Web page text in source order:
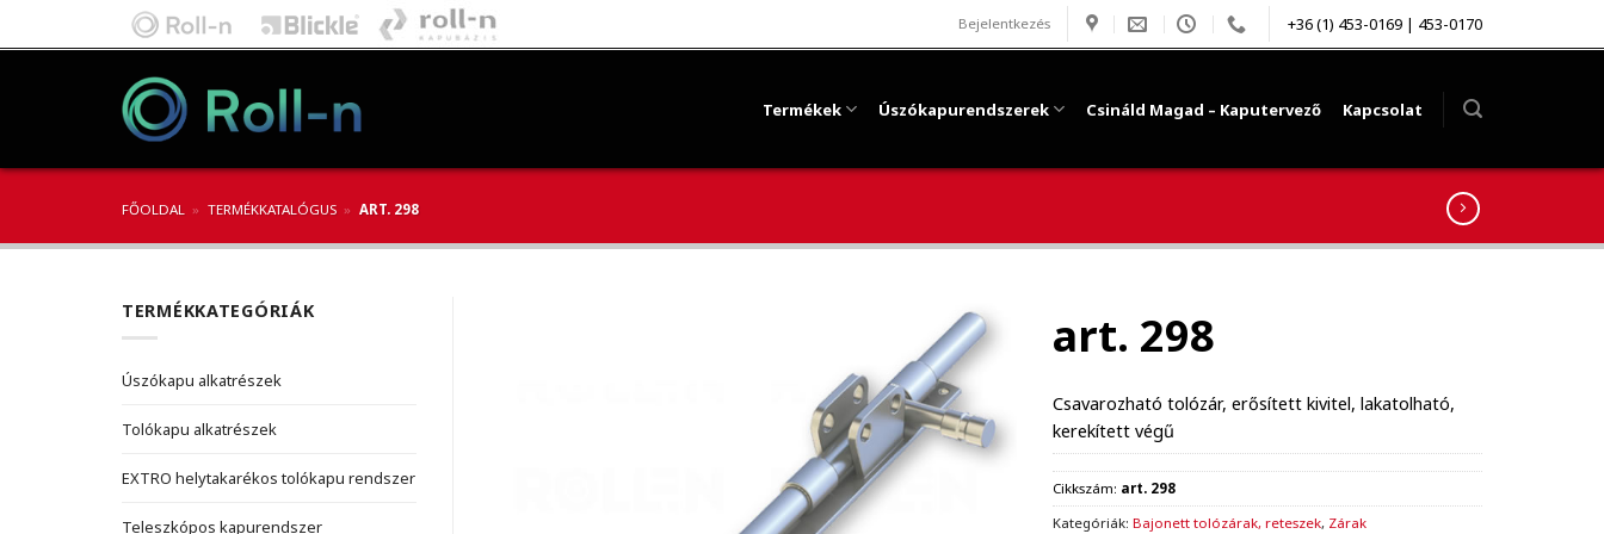
Bejelentkezés +36 (1) 453-0169 | 453-0170
Termékek Úszókapurendszerek Csináld Magad – Kaputervező Kapcsolat
FŐOLDAL » TERMÉKKATALÓGUS » ART. 298
art. 298
Csavarozható tolózár, erősített kivitel, lakatolható,
kerekített végű
Cikkszám: art. 298
Kategóriák: Bajonett tolózárak, reteszek, Zárak
TERMÉKKATEGÓRIÁK
Úszókapu alkatrészek
Tolókapu alkatrészek
EXTRO helytakarékos tolókapu rendszer
Teleszkópos kapurendszer